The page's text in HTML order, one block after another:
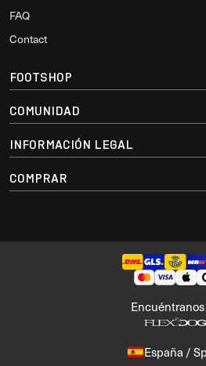
FAQ
Contact
FOOTSHOP
COMUNIDAD
INFORMACIÓN LEGAL
COMPRAR
Encuéntranos
España /